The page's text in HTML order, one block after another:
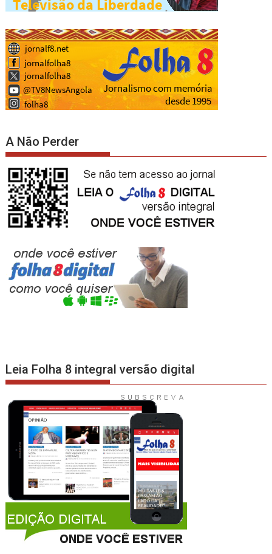
A Não Perder
Leia Folha 8 integral versão digital